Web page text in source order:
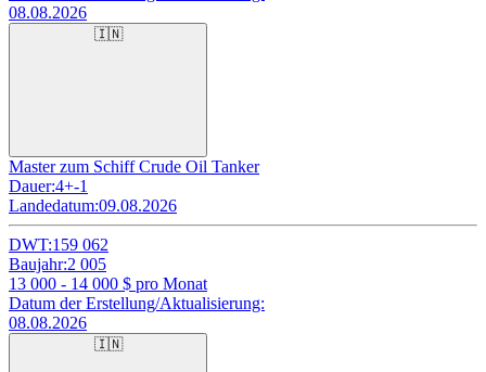
08.08.2026
🇮🇳
Master zum Schiff Crude Oil Tanker
Dauer:4+-1
Landedatum:09.08.2026
DWT:159 062
Baujahr:2 005
13 000 - 14 000 $ pro Monat
Datum der Erstellung/Aktualisierung:
08.08.2026
🇮🇳